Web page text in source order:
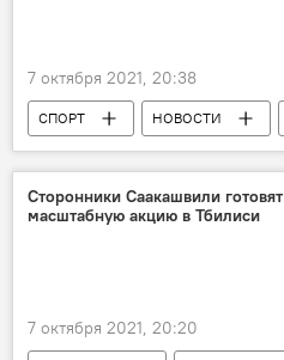
7 октября 2021, 20:38
СПОРТ НОВОСТИ
борьба
Сторонники Саакашвили готовят
масштабную акцию в Тбилиси
7 октября 2021, 20:20